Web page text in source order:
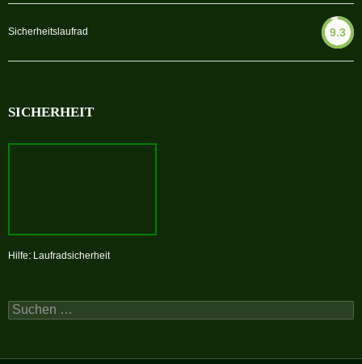
Sicherheitslaufrad 9.3
SICHERHEIT
Hilfe: Laufradsicherheit
Suchen
nach: